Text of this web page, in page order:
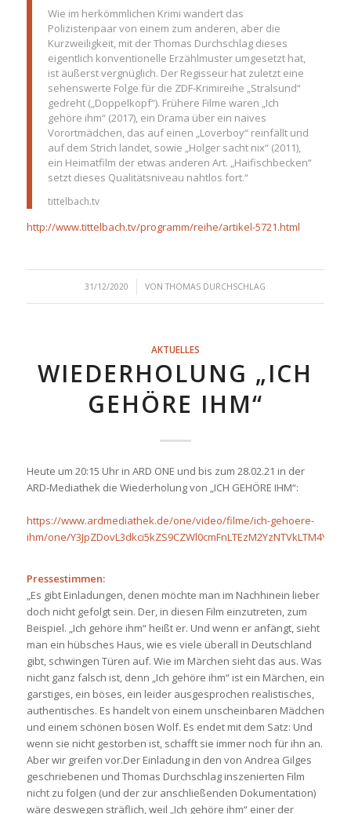
Wie im herkömmlichen Krimi wandert das
Polizistenpaar von einem zum anderen, aber die
Kurzweiligkeit, mit der Thomas Durchschlag dieses
eigentlich konventionelle Erzählmuster umgesetzt hat,
ist äußerst vergnüglich. Der Regisseur hat zuletzt eine
sehenswerte Folge für die ZDF-Krimireihe „Stralsund“
gedreht („Doppelkopf“). Frühere Filme waren „Ich
gehöre ihm“ (2017), ein Drama über ein naives
Vorortmädchen, das auf einen „Loverboy“ reinfällt und
auf dem Strich landet, sowie „Holger sacht nix“ (2011),
ein Heimatfilm der etwas anderen Art. „Haifischbecken“
setzt dieses Qualitätsniveau nahtlos fort.“
tittelbach.tv
http://www.tittelbach.tv/programm/reihe/artikel-5721.html
31/12/2020
/ VONTHOMAS DURCHSCHLAG
AKTUELLES
WIEDERHOLUNG „ICH
GEHÖRE IHM“
Heute um 20:15 Uhr in ARD ONE und bis zum 28.02.21 in der
ARD-Mediathek die Wiederholung von „ICH GEHÖRE IHM“:
https://www.ardmediathek.de/one/video/filme/ich-gehoere-
ihm/one/
Pressestimmen:
„Es gibt Einladungen, denen möchte man im Nachhinein lieber
doch nicht gefolgt sein. Der, in diesen Film einzutreten, zum
Beispiel. „Ich gehöre ihm“ heißt er. Und wenn er anfängt, sieht
man ein hübsches Haus, wie es viele überall in Deutschland
gibt, schwingen Türen auf. Wie im Märchen sieht das aus. Was
nicht ganz falsch ist, denn „Ich gehöre ihm“ ist ein Märchen, ein
garstiges, ein böses, ein leider ausgesprochen realistisches,
authentisches. Es handelt von einem unscheinbaren Mädchen
und einem schönen bösen Wolf. Es endet mit dem Satz: Und
wenn sie nicht gestorben ist, schafft sie immer noch für ihn an.
Aber wir greifen vor.Der Einladung in den von Andrea Gilges
geschriebenen und Thomas Durchschlag inszenierten Film
nicht zu folgen (und der zur anschließenden Dokumentation)
wäre deswegen sträflich, weil „Ich gehöre ihm“ einer der